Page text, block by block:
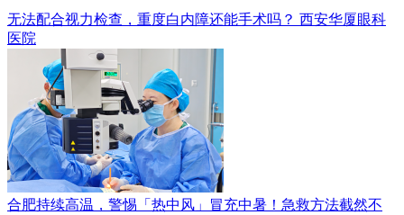
无法配合视力检查，重度白内障还能手术吗？ 西安华厦眼科
医院
合肥持续高温，警惕「热中风」冒充中暑！急救方法截然不